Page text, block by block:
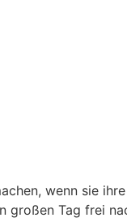
wenn sie
großen Tag frei